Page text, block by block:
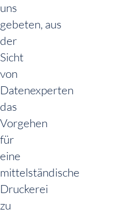
uns
gebeten, aus
der
Sicht
von
Datenexperten
das
Vorgehen
für
eine
mittelständische
Druckerei
zu